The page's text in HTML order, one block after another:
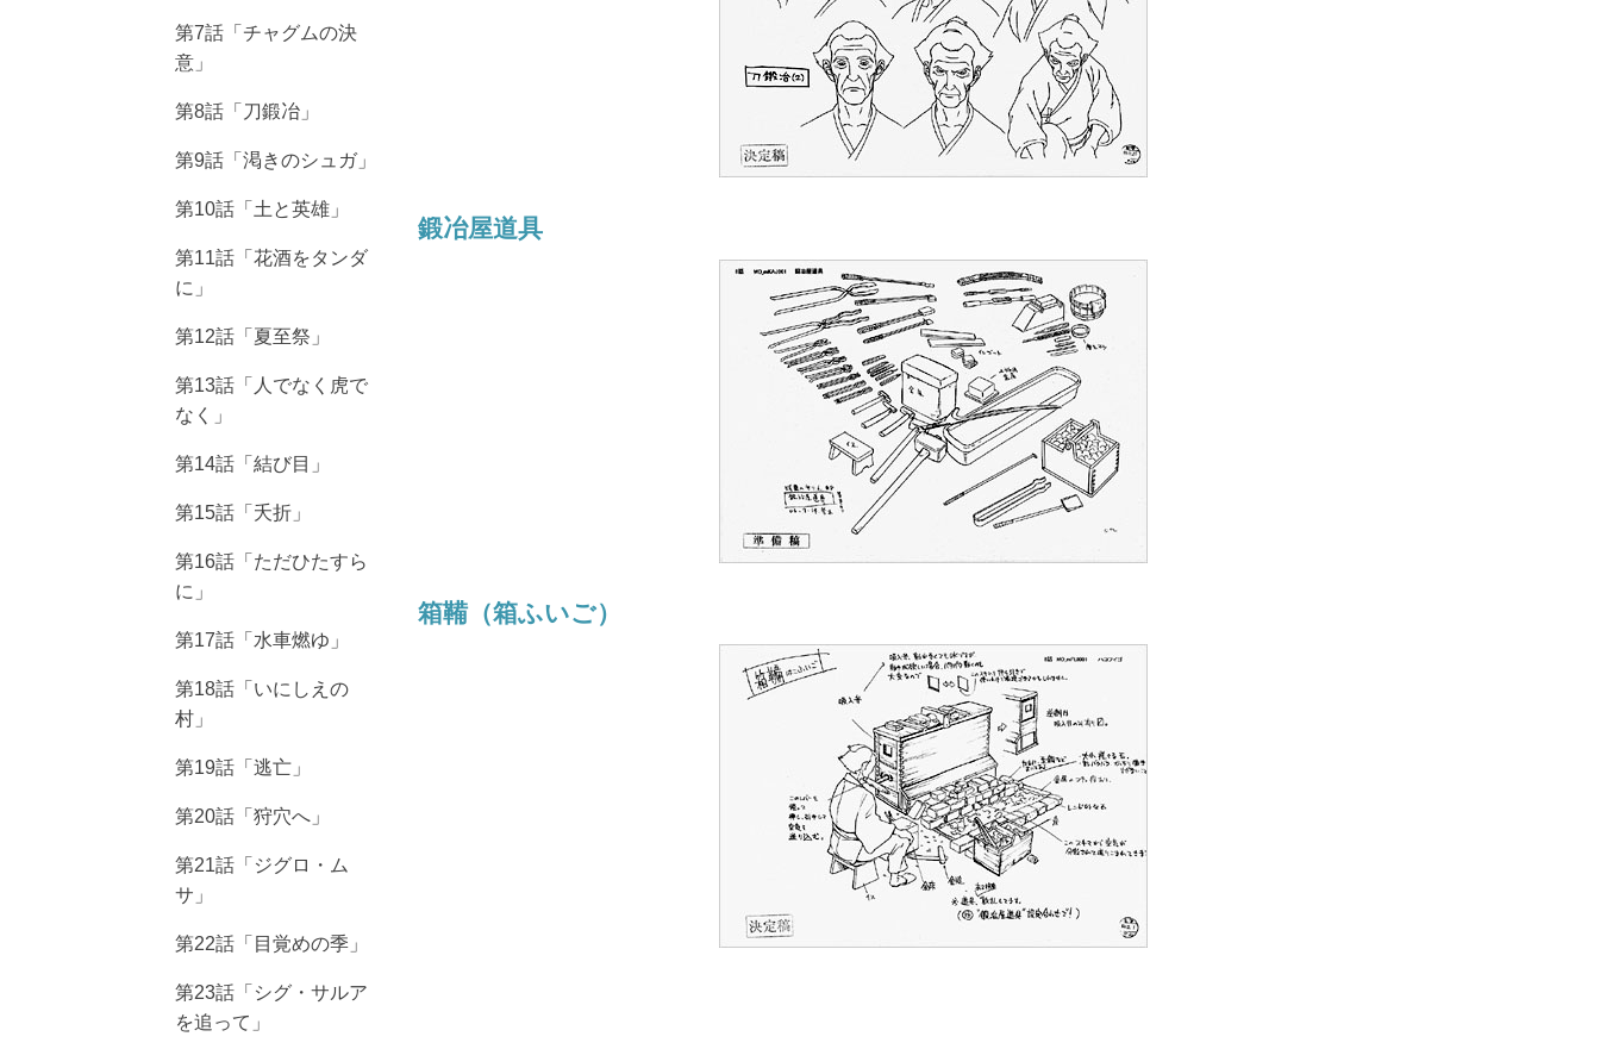
第7話「チャグムの決
意」
第8話「刀鍛冶」
第9話「渇きのシュガ」
第10話「土と英雄」
第11話「花酒をタンダ
に」
第12話「夏至祭」
第13話「人でなく虎で
なく」
第14話「結び目」
第15話「夭折」
第16話「ただひたすら
に」
第17話「水車燃ゆ」
第18話「いにしえの
村」
第19話「逃亡」
第20話「狩穴へ」
第21話「ジグロ・ム
サ」
第22話「目覚めの季」
第23話「シグ・サルア
を追って」
鍛冶屋道具
箱鞴（箱ふいご）